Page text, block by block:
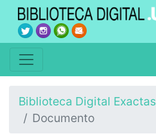
Biblioteca Digital Exactas
Documento